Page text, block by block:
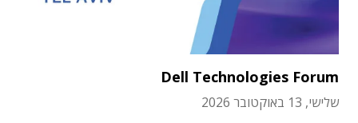
Dell Technologies Forum
שלישי, 13 באוקטובר 2026